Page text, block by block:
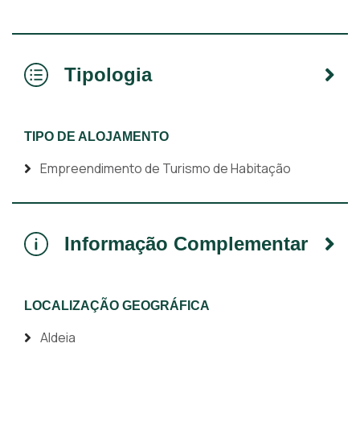
Tipologia
TIPO DE ALOJAMENTO
Empreendimento de Turismo de Habitação
Informação Complementar
LOCALIZAÇÃO GEOGRÁFICA
Aldeia